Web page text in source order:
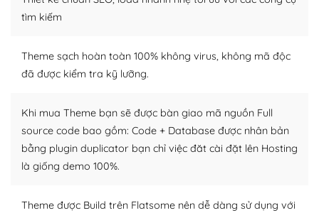
Dễ dàng tùy chỉnh trên WordPress
WordPress là nơi lưu trữ cho một diễn đàn cộng đồng
Nếu bạn gặp khó khăn, bạn có thể lên mạng và tìm
kiếm những cộng đồng WordPress, họ sẽ giúp bạn trả
lời, giải đáp vấn đề của bạn.
tìm kiếm
Theme sạch hoàn toàn 100% không virus, không mã độc
đã được kiểm tra kỹ lưỡng.
Khi mua Theme bạn sẽ được bàn giao mã nguồn Full
source code bao gồm: Code + Database được nhân bản
bằng plugin duplicator bạn chỉ việc đăt cài đặt lên Hosting
là giống demo 100%.
Theme được Build trên Flatsome nên dễ dàng sử dụng với